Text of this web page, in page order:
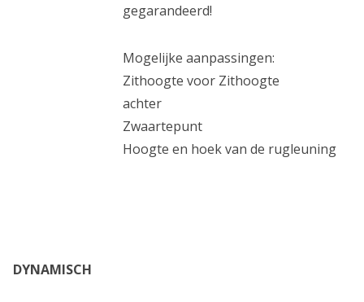
gegarandeerd!
Mogelijke aanpassingen:
Zithoogte voor Zithoogte
achter
Zwaartepunt
Hoogte en hoek van de rugleuning
DYNAMISCH